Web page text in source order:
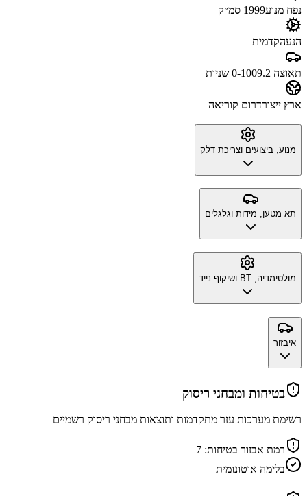
נפח מנוע1999 סמ״ק
הנעהקדמית
תאוצה 0-100 9.2 שניות
ארץ ייצורדרום קוריאה
מנוע, ביצועים וצריכת דלק
תא מטען, מידות וגלגלים
מולטימדיה, BT ושיקוף נייד
איבזור
בטיחות ומבחני ריסוק
רשימת מערכות עזר מתקדמות ותוצאות מבחני ריסוק רשמיים
רמת אבזור בטיחות: 7
בלימה אוטונומית